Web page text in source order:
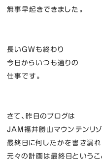
無事早起きできました。
長いGWも終わり
今日からいつも通りの
仕事です。
さて、昨日のブログは
JAM福井勝山マウンテンリ
最終日に何したかを書き漏
元々の計画は最終日というこ